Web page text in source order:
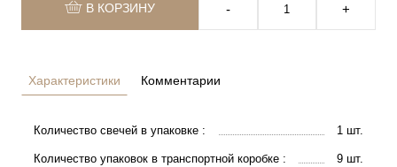
В КОРЗИНУ ‐ +
Характеристики
Количество свечей в упаковке : 1 шт.
Количество упаковок в транспортной коробке : 9 шт.
Комментарии